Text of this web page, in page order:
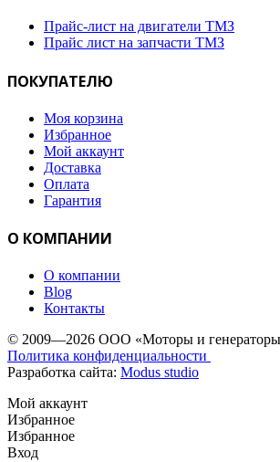
Прайс-лист на двигатели ТМЗ
Прайс лист на запчасти ТМЗ
ПОКУПАТЕЛЮ
Моя корзина
Избранное
Мой аккаунт
Доставка
Оплата
Гарантия
О КОМПАНИИ
О компании
Blog
Контакты
© 2009—2026 ООО «Моторы и
Политика конфиденциальности
Разработка сайта: Modus studio
Мой аккаунт
Избранное
Избранное
Вход